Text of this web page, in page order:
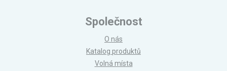
Společnost
O nás
Katalog produktů
Volná místa